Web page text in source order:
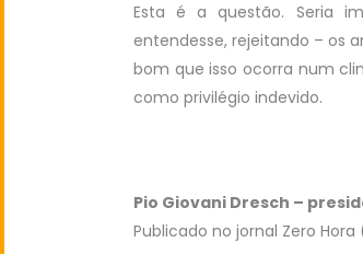
Esta é a questão. Seria
entendesse, rejeitando – os
bom que isso ocorra num
como privilégio indevido.
Pio Giovani Dresch –
Publicado no jornal Zero